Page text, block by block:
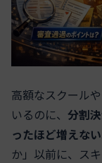
高額なスクール
いるのに、 分割
ったほど増えない
か」以前に、ス